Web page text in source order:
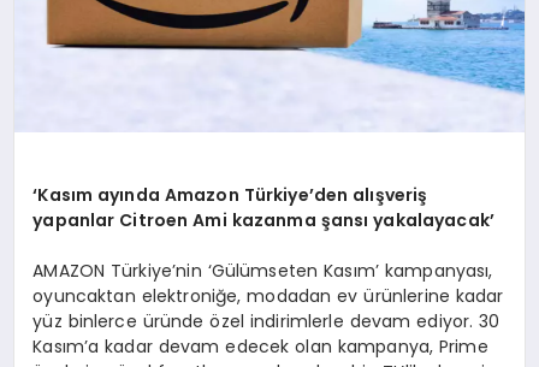
‘Kasım ayında Amazon Türkiye’den alışveriş
yapanlar Citroen Ami kazanma şansı yakalayacak’
AMAZON Türkiye’nin ‘Gülümseten Kasım’ kampanyası,
oyuncaktan elektroniğe, modadan ev ürünlerine kadar
yüz binlerce üründe özel indirimlerle devam ediyor. 30
Kasım’a kadar devam edecek olan kampanya, Prime